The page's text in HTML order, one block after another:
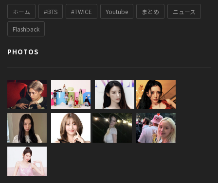
ホーム #BTS #TWICE Youtube まとめ ニュース
Flashback
PHOTOS